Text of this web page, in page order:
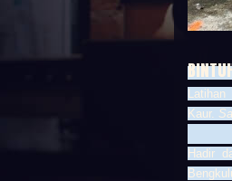
Latihan
Kaur.
Hadir